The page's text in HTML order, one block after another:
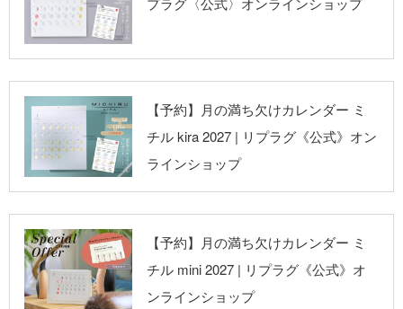
プ
リプラグ《公式》
オンラインショッ
プ
【予約】月の満ち欠けカレンダー ミ
チル kira 2027 | リプラグ《公式》オン
ラインショップ
リプラグ《公式》
オンラインショッ
プ
【予約】月の満ち欠けカレンダー ミ
チル mini 2027 | リプラグ《公式》オ
ンラインショップ